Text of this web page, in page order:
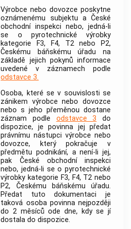
Výrobce nebodovozce poskytne
oznámenému subjektu a České
obchodní inspekci nebo, jedná-li
se o pyrotechnické výrobky
kategorie F3, F4, T2 nebo P2,
Českému báňskému úřadu na
základě jejich pokynů informace
uvedené v záznamech podle
odstavce 3.
Osoba, které se v souvislosti se
zánikem výrobce nebodovozce
nebo s jeho přeměnou dostane
záznam podle odstavce 3 do
dispozice, je povinna jej předat
právnímu nástupcivýrobce nebo
dovozce, který pokračuje v
předmětu podnikání, a není-li jej,
pak České obchodní inspekci
nebo, jedná-li se o pyrotechnické
výrobky kategorie F3, F4, T2 nebo
P2, Českému báňskému úřadu.
Předat tuto dokumentaci je
taková osoba povinna nejpozději
do 2 měsíců ode dne, kdy se jí
dostala do dispozice.